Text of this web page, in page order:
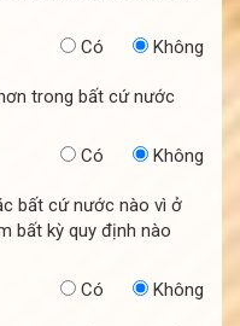
Có
Không
trong bất cứ nước
Có
Không
bất cứ nước nào vì ở
bất kỳ quy định nào
Có
Không